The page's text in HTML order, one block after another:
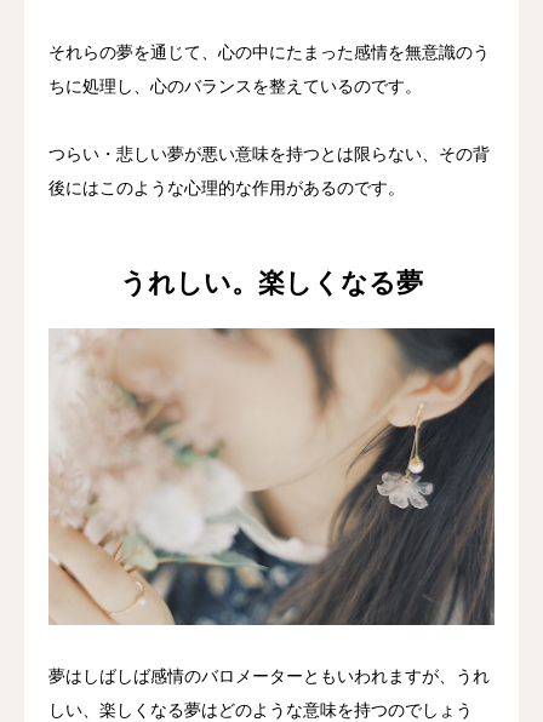
それらの夢を通じて、心の中にたまった感情を無意識のう
ちに処理し、心のバランスを整えているのです。
つらい・悲しい夢が悪い意味を持つとは限らない、その背
後にはこのような心理的な作用があるのです。
うれしい。楽しくなる夢
夢はしばしば感情のバロメーターともいわれますが、うれ
しい、楽しくなる夢はどのような意味を持つのでしょう